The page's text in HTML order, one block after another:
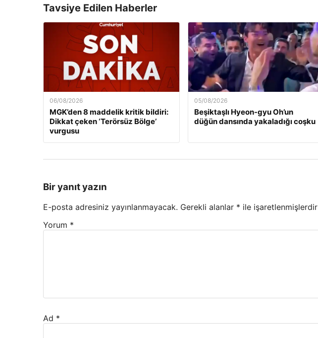
Tavsiye Edilen Haberler
06/08/2026
MGK’den 8 maddelik kritik bildiri:
Dikkat çeken ‘Terörsüz Bölge’
vurgusu
05/08/2026
Beşiktaşlı Hyeon-gyu Oh’un
düğün dansında yakaladığı coşku
Bir yanıt yazın
E-posta adresiniz yayınlanmayacak. Gerekli alanlar * ile işaretlenmişlerdir
Yorum *
Ad *